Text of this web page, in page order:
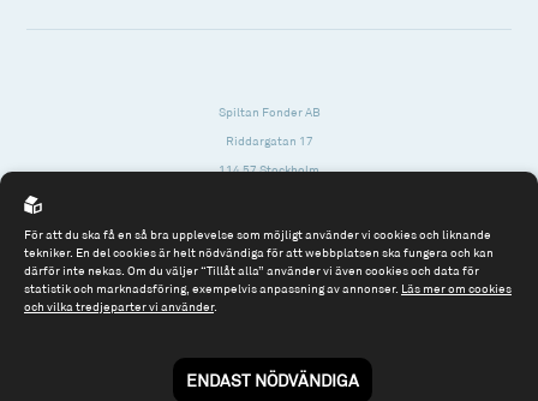
Spiltan Fonder AB
Riddargatan 17
114 57 Stockholm
Tel: 08 - 545 813 40
Till spiltan.se
För att du ska få en så bra upplevelse som möjligt använder vi cookies och liknande
tekniker. En del cookies är helt nödvändiga för att webbplatsen ska fungera och kan
därför inte nekas. Om du väljer “Tillåt alla” använder vi även cookies och data för
statistik och marknadsföring, exempelvis anpassning av annonser. Läs mer om cookies
och vilka tredjeparter vi använder.
ENDAST NÖDVÄNDIGA